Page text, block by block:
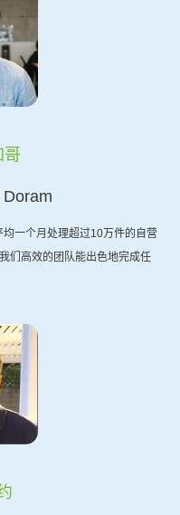
哥
一个月处理超过10万件的自营
们高效的团队能出色地完成任